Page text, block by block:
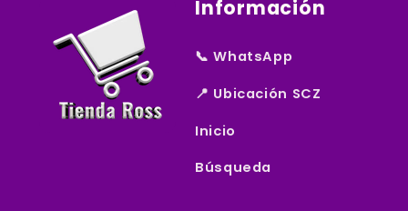
Información
📞 WhatsApp
📍 Ubicación SCZ
Inicio
Búsqueda